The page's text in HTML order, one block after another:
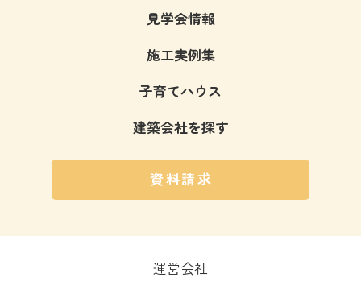
見学会情報
施工実例集
子育てハウス
建築会社を探す
資料請求
運営会社